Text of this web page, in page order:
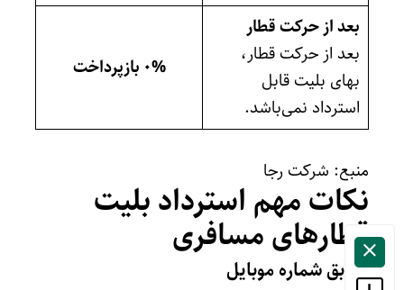
بعد از حرکت قطار
بعد از حرکت قطار،
بهای بلیت قابل
استرداد نمی‌باشد.
۰% بازپرداخت
منبع: شرکت رجا
نکات مهم استرداد بلیت
قطارهای مسافری
تطابق شماره موبایل